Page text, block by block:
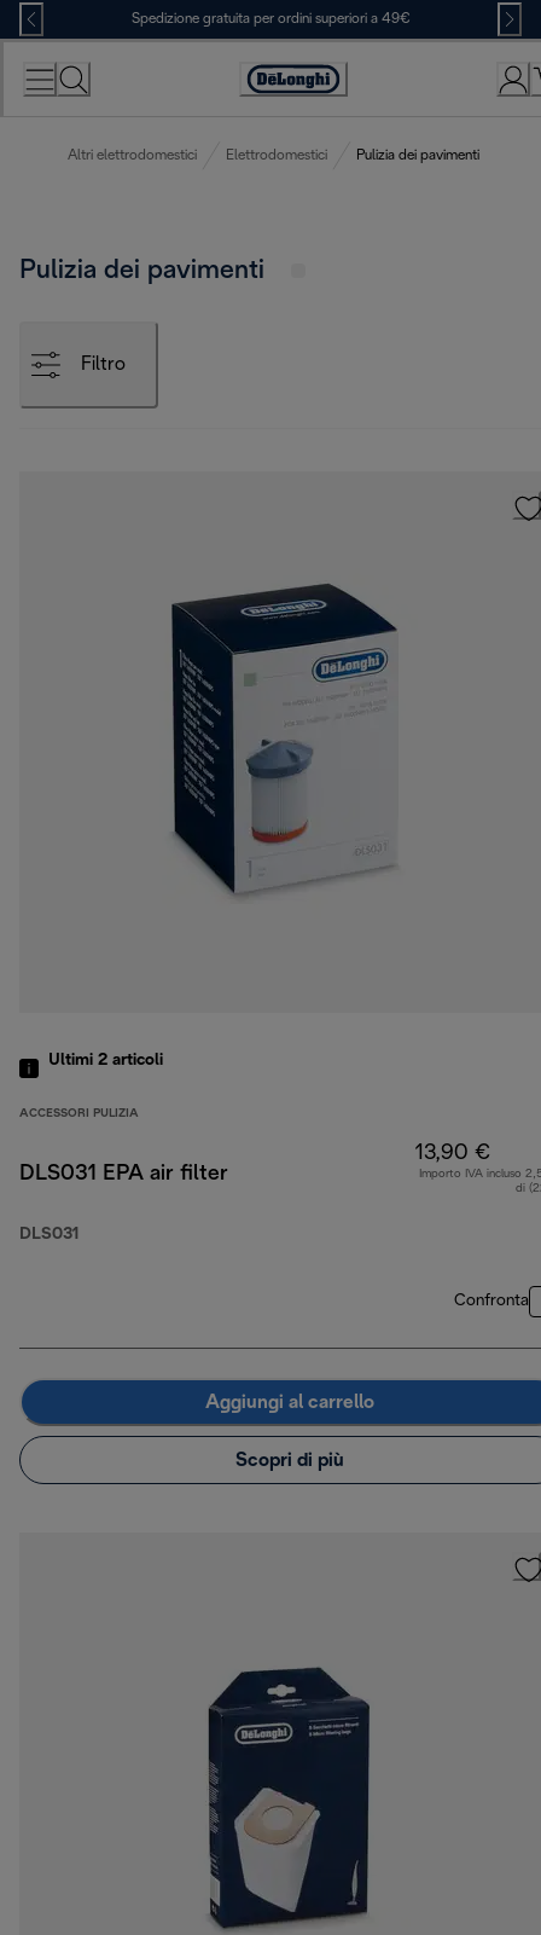
Skip
to
Content
Spedizione gratuita per ordini superiori a 49€
Accessibility
Altri elettrodomestici Elettrodomestici Pulizia dei pavimenti
Pulizia dei pavimenti
Filtro
Ultimi 2 articoli
ACCESSORI PULIZIA
DLS031 EPA air filter
DLS031
13,90 €
Importo IVA incluso
di
Confronta
Aggiungi al carrello
Scopri di più